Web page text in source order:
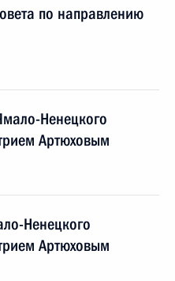
по направлению
Ненецкого
Артюховым
Ненецкого
Артюховым